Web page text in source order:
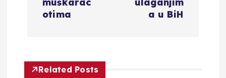
otima
a u BiH
Related Posts